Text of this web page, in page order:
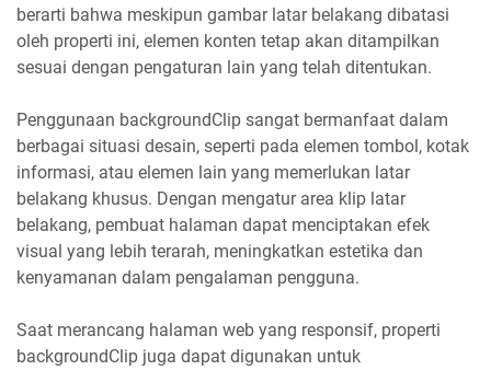
berarti bahwa meskipun gambar latar belakang dibatasi
oleh properti ini, elemen konten tetap akan ditampilkan
sesuai dengan pengaturan lain yang telah ditentukan.
Penggunaan backgroundClip sangat bermanfaat dalam
berbagai situasi desain, seperti pada elemen tombol, kotak
informasi, atau elemen lain yang memerlukan latar
belakang khusus. Dengan mengatur area klip latar
belakang, pembuat halaman dapat menciptakan efek
visual yang lebih terarah, meningkatkan estetika dan
kenyamanan dalam pengalaman pengguna.
Saat merancang halaman web yang responsif, properti
backgroundClip juga dapat digunakan untuk